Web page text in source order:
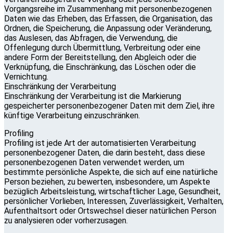
Vorgangsreihe im Zusammenhang mit personenbezogenen
Daten wie das Erheben, das Erfassen, die Organisation, das
Ordnen, die Speicherung, die Anpassung oder Veränderung,
das Auslesen, das Abfragen, die Verwendung, die
Offenlegung durch Übermittlung, Verbreitung oder eine
andere Form der Bereitstellung, den Abgleich oder die
Verknüpfung, die Einschränkung, das Löschen oder die
Vernichtung.
Einschränkung der Verarbeitung
Einschränkung der Verarbeitung ist die Markierung
gespeicherter personenbezogener Daten mit dem Ziel, ihre
künftige Verarbeitung einzuschränken.
Profiling
Profiling ist jede Art der automatisierten Verarbeitung
personenbezogener Daten, die darin besteht, dass diese
personenbezogenen Daten verwendet werden, um
bestimmte persönliche Aspekte, die sich auf eine natürliche
Person beziehen, zu bewerten, insbesondere, um Aspekte
bezüglich Arbeitsleistung, wirtschaftlicher Lage, Gesundheit,
persönlicher Vorlieben, Interessen, Zuverlässigkeit, Verhalten,
Aufenthaltsort oder Ortswechsel dieser natürlichen Person
zu analysieren oder vorherzusagen.